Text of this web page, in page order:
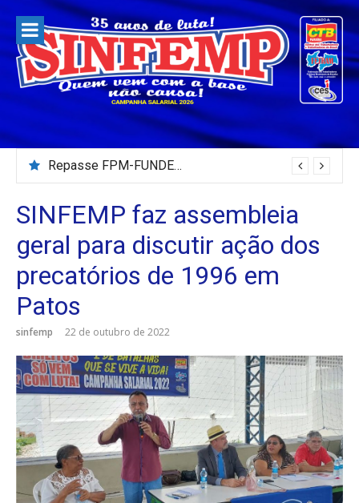
para
conteúdo
Repasse FPM-FUNDEB – Julho/2026
SINFEMP faz assembleia
geral para discutir ação dos
precatórios de 1996 em
Patos
sinfemp 22 de outubro de 2022